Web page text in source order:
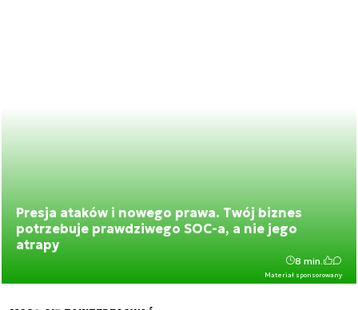
Presja ataków i nowego prawa. Twój biznes
potrzebuje prawdziwego SOC-a, a nie jego
atrapy
Materiał sponsorowany
8 min.